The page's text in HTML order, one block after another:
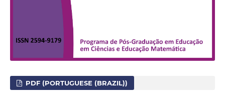
PDF (PORTUGUESE (BRAZIL))